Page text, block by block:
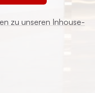
zu unseren Inhouse-